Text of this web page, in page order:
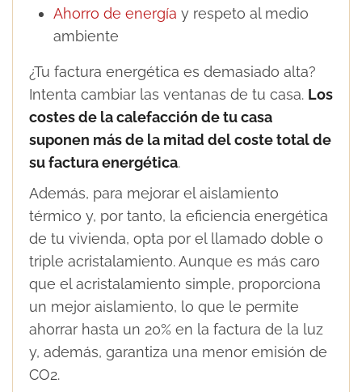
Ahorro de energía y respeto al medio
ambiente
¿Tu factura energética es demasiado alta?
Intenta cambiar las ventanas de tu casa. Los
costes de la calefacción de tu casa
suponen más de la mitad del coste total de
su factura energética.
Además, para mejorar el aislamiento
térmico y, por tanto, la eficiencia energética
de tu vivienda, opta por el llamado doble o
triple acristalamiento. Aunque es más caro
que el acristalamiento simple, proporciona
un mejor aislamiento, lo que le permite
ahorrar hasta un 20% en la factura de la luz
y, además, garantiza una menor emisión de
CO2.